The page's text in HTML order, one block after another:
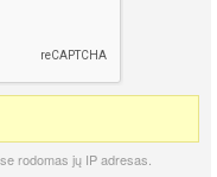
rodomas jų IP adresas.